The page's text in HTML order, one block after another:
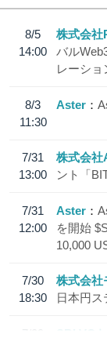
8/5
14:00
株式会社
バル
レーショ
8/3
11:30
Aster
7/31
13:00
株式会社
ント「
7/31
12:00
Aster
を開始
10,000
7/30
18:30
株式会社
日本円
7/29
SBI VC